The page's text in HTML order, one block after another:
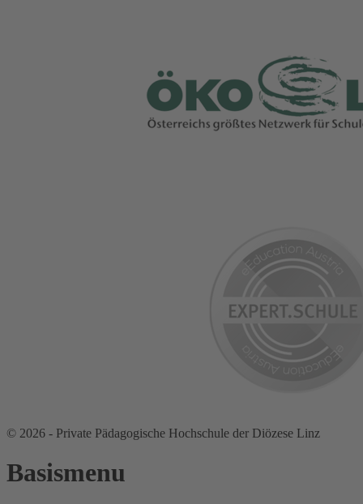
© 2026 - Private Pädagogische Hochschule der Diözese Linz
Basismenu